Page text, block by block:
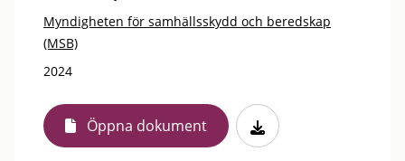
Myndigheten för samhällsskydd och beredskap
(MSB)
2024
Öppna dokument